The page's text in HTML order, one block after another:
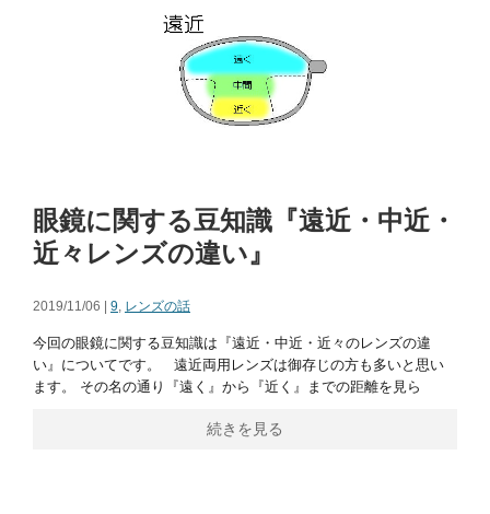
眼鏡に関する豆知識『遠近・中近・
近々レンズの違い』
2019/11/06 | 9, レンズの話
今回の眼鏡に関する豆知識は『遠近・中近・近々のレンズの違
い』についてです。 遠近両用レンズは御存じの方も多いと思い
ます。 その名の通り『遠く』から『近く』までの距離を見ら
続きを見る